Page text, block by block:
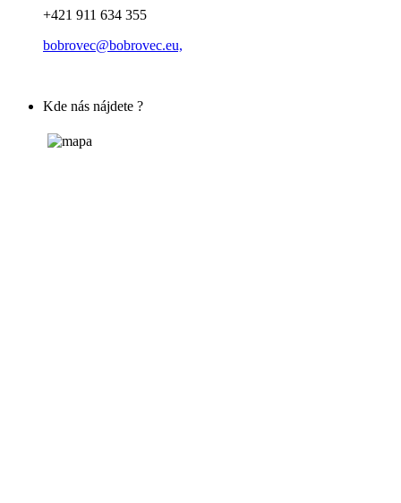
+421 911 634 355
bobrovec@bobrovec.eu,
Kde nás nájdete ?